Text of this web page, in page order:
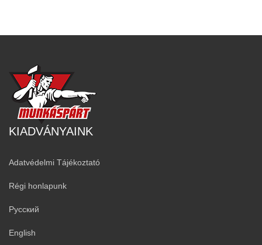
KIADVÁNYAINK
Adatvédelmi Tájékoztató
Régi honlapunk
Русский
English